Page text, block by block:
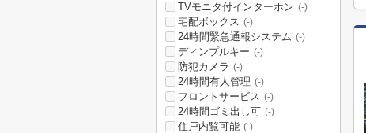
TVモニタ付インターホン (-)
宅配ボックス (-)
24時間緊急通報システム (-)
ディンプルキー (-)
防犯カメラ (-)
24時間有人管理 (-)
フロントサービス (-)
24時間ゴミ出し可 (-)
住戸内覧可能 (-)